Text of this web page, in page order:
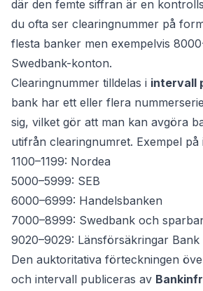
där den femte siffran är en
du ofta ser clearingnummer på
flesta banker men exempelvis
Swedbank-konton.
Clearingnummer tilldelas i intervall
bank har ett eller flera
sig, vilket gör att man kan avgöra
utifrån clearingnumret. Exempel på
1100–1199: Nordea
5000–5999: SEB
6000–6999: Handelsbanken
7000–8999: Swedbank och
9020–9029: Länsförsäkringar Bank
Den auktoritativa förteckningen
och intervall publiceras av